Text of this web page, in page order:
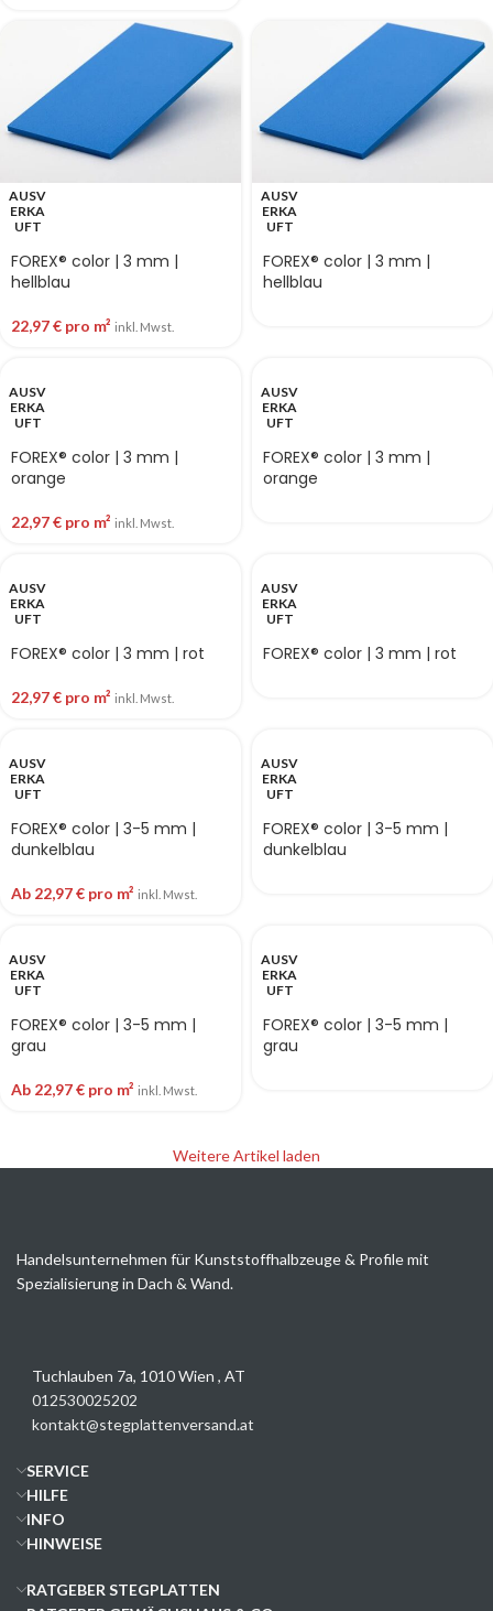
AUSV
ERKA
UFT
FOREX® color | 3 mm |
hellblau
22,97€ pro m² inkl. Mwst.
AUSV
ERKA
UFT
FOREX® color | 3 mm |
hellblau
AUSV
ERKA
UFT
FOREX® color | 3 mm |
orange
22,97€ pro m² inkl. Mwst.
AUSV
ERKA
UFT
FOREX® color | 3 mm |
orange
AUSV
ERKA
UFT
FOREX® color | 3 mm | rot
22,97€ pro m² inkl. Mwst.
AUSV
ERKA
UFT
FOREX® color | 3 mm | rot
AUSV
ERKA
UFT
FOREX® color | 3-5 mm |
dunkelblau
Ab 22,97€ pro m² inkl. Mwst.
AUSV
ERKA
UFT
FOREX® color | 3-5 mm |
dunkelblau
AUSV
ERKA
UFT
FOREX® color | 3-5 mm |
grau
Ab 22,97€ pro m² inkl. Mwst.
AUSV
ERKA
UFT
FOREX® color | 3-5 mm |
grau
Weitere Artikel laden
Handelsunternehmen für Kunststoffhalbzeuge & Profile mit
Spezialisierung in Dach & Wand.
Tuchlauben 7a, 1010 Wien , AT
012530025202
kontakt@stegplattenversand.at
SERVICE
HILFE
INFO
HINWEISE
RATGEBER STEGPLATTEN